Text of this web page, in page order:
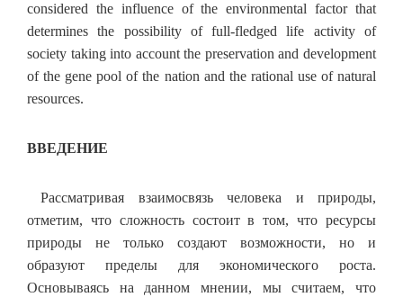
considered the influence of the environmental factor that
determines the possibility of full-fledged life activity of
society taking into account the preservation and development
of the gene pool of the nation and the rational use of natural
resources.
ВВЕДЕНИЕ
Рассматривая взаимосвязь человека и природы,
отметим, что сложность состоит в том, что ресурсы
природы не только создают возможности, но и
образуют пределы для экономического роста.
Основываясь на данном мнении, мы считаем, что